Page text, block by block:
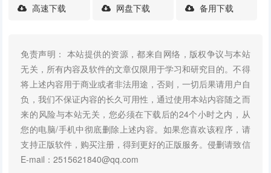
高速下载 网盘下载 备用下载
免责声明： 本站提供的资源，都来自网络，版权争议与本站
无关，所有内容及软件的文章仅限用于学习和研究目的。不得
将上述内容用于商业或者非法用途，否则，一切后果请用户自
负，我们不保证内容的长久可用性，通过使用本站内容随之而
来的风险与本站无关，您必须在下载后的24个小时之内，从
您的电脑/手机中彻底删除上述内容。如果您喜欢该程序，请
支持正版软件，购买注册，得到更好的正版服务。侵删请致信
E-mail：2515621840@qq.com